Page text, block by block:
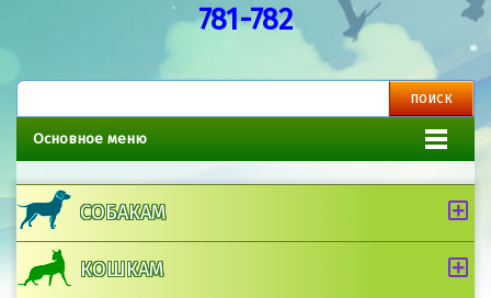
781-782
Основное меню
СОБАКАМ
КОШКАМ